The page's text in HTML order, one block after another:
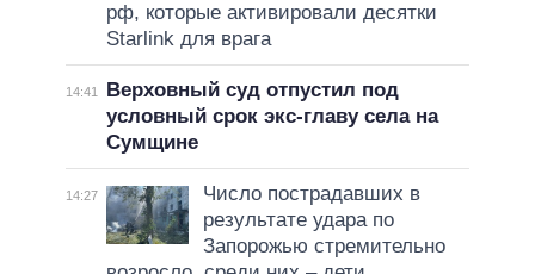
рф, которые активировали десятки
Starlink для врага
14:41
Верховный суд отпустил под
условный срок экс-главу села на
Сумщине
14:27
Число пострадавших в
результате удара по
Запорожью стремительно